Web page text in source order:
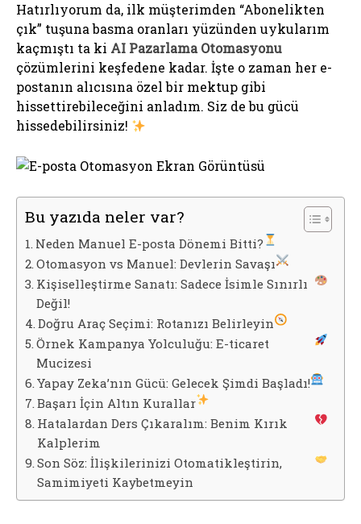
Hatırlıyorum da, ilk müşterimden “Abonelikten
çık” tuşuna basma oranları yüzünden uykularım
kaçmıştı ta ki AI Pazarlama Otomasyonu
çözümlerini keşfedene kadar. İşte o zaman her e-
postanın alıcısına özel bir mektup gibi
hissettirebileceğini anladım. Siz de bu gücü
hissedebilirsiniz!
Bu yazıda neler var?
Neden Manuel E-posta Dönemi Bitti?
Otomasyon vs Manuel: Devlerin Savaşı
Kişiselleştirme Sanatı: Sadece İsimle Sınırlı
Değil!
Doğru Araç Seçimi: Rotanızı Belirleyin
Örnek Kampanya Yolculuğu: E-ticaret
Mucizesi
Yapay Zeka’nın Gücü: Gelecek Şimdi Başladı!
Başarı İçin Altın Kurallar
Hatalardan Ders Çıkaralım: Benim Kırık
Kalplerim
Son Söz: İlişkilerinizi Otomatikleştirin,
Samimiyeti Kaybetmeyin